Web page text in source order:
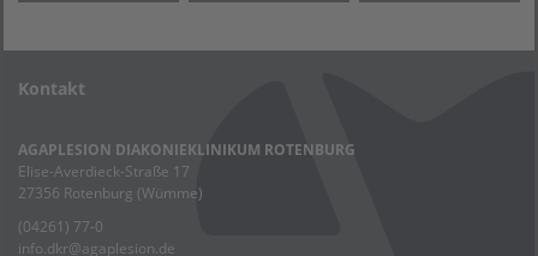
Kontakt
AGAPLESION DIAKONIEKLINIKUM ROTENBURG
Elise-Averdieck-Straße 17
27356 Rotenburg (Wümme)
(04261) 77-0
info.dkr@agaplesion.de